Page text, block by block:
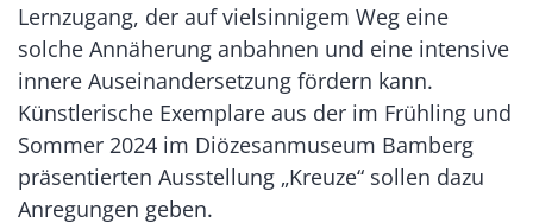
Lernzugang, der auf vielsinnigem Weg eine
solche Annäherung anbahnen und eine intensive
innere Auseinandersetzung fördern kann.
Künstlerische Exemplare aus der im Frühling und
Sommer 2024 im Diözesanmuseum Bamberg
präsentierten Ausstellung „Kreuze“ sollen dazu
Anregungen geben.